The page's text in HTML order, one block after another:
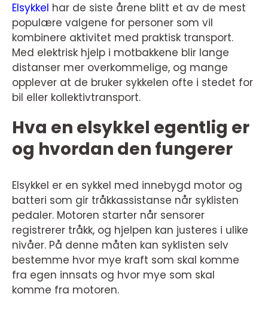
Elsykkel har de siste årene blitt et av de mest
populære valgene for personer som vil
kombinere aktivitet med praktisk transport.
Med elektrisk hjelp i motbakkene blir lange
distanser mer overkommelige, og mange
opplever at de bruker sykkelen ofte i stedet for
bil eller kollektivtransport.
Hva en elsykkel egentlig er
og hvordan den fungerer
Elsykkel er en sykkel med innebygd motor og
batteri som gir tråkkassistanse når syklisten
pedaler. Motoren starter når sensorer
registrerer tråkk, og hjelpen kan justeres i ulike
nivåer. På denne måten kan syklisten selv
bestemme hvor mye kraft som skal komme
fra egen innsats og hvor mye som skal
komme fra motoren.